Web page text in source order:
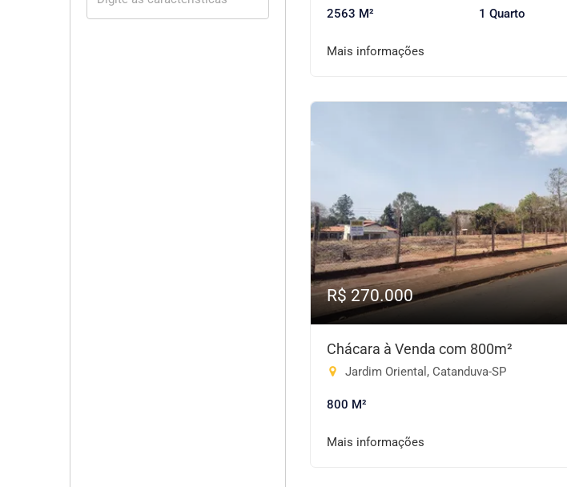
2563 M² 1 Quarto
Mais informações
R$ 270.000
Chácara à Venda com 800m²
Jardim Oriental, Catanduva-SP
800 M²
Mais informações